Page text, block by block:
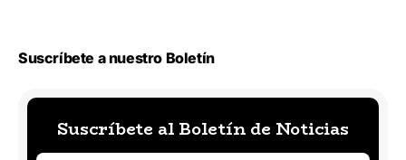
Suscríbete a nuestro Boletín
Suscríbete al Boletín de Noticias